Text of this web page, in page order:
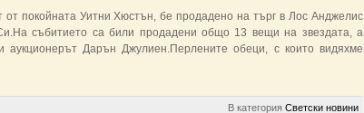
от покойната Уитни Хюстън, бе продадено на търг в Лос Анджелис
събитието са били продадени общо 13 вещи на звездата, а
Дарън Джулиен.Перлените обеци, с които видяхме
В категория Светски новини